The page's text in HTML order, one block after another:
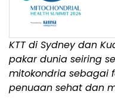
KTT di Sydney dan
pakar dunia seiring
mitokondria sebagai
penuaan sehat dan